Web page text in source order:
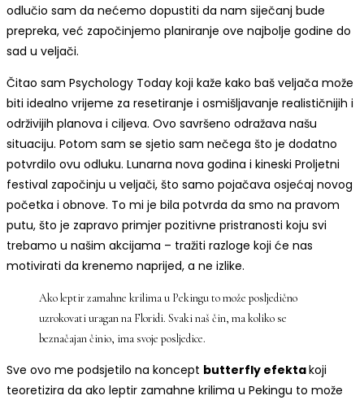
odlučio sam da nećemo dopustiti da nam siječanj bude
prepreka, već započinjemo planiranje ove najbolje godine do
sad u veljači.
Čitao sam Psychology Today koji kaže kako baš veljača može
biti idealno vrijeme za resetiranje i osmišljavanje realističnijih i
održivijih planova i ciljeva. Ovo savršeno odražava našu
situaciju. Potom sam se sjetio sam nečega što je dodatno
potvrdilo ovu odluku. Lunarna nova godina i kineski Proljetni
festival započinju u veljači, što samo pojačava osjećaj novog
početka i obnove. To mi je bila potvrda da smo na pravom
putu, što je zapravo primjer pozitivne pristranosti koju svi
trebamo u našim akcijama – tražiti razloge koji će nas
motivirati da krenemo naprijed, a ne izlike.
Ako leptir zamahne krilima u Pekingu to može posljedično
uzrokovati uragan na Floridi. Svaki naš čin, ma koliko se
beznačajan činio, ima svoje posljedice.
Sve ovo me podsjetilo na koncept butterfly efektakoji
teoretizira da ako leptir zamahne krilima u Pekingu to može